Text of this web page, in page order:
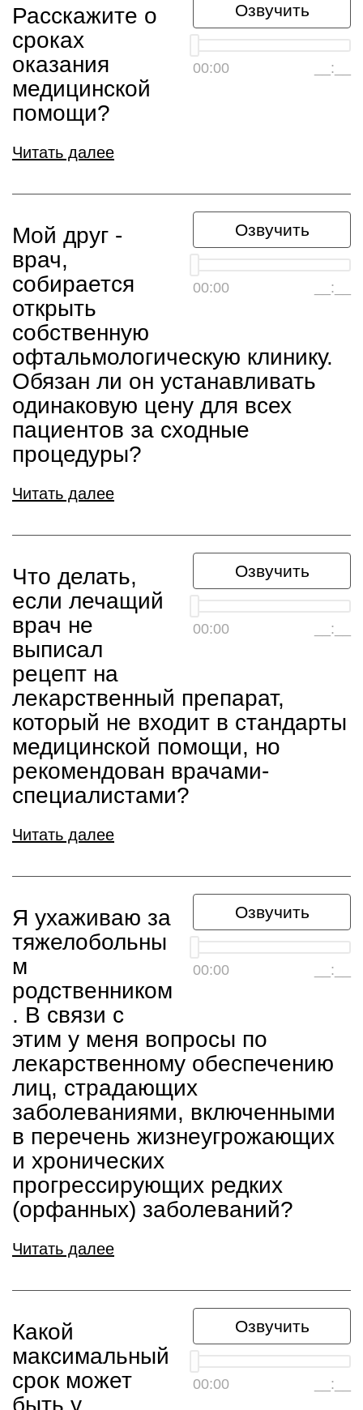
Озвучить
00:00 __:__
Расскажите о
сроках
оказания
медицинской
помощи?
Читать далее
Озвучить
00:00 __:__
Мой друг -
врач,
собирается
открыть
собственную
офтальмологическую клинику.
Обязан ли он устанавливать
одинаковую цену для всех
пациентов за сходные
процедуры?
Читать далее
Озвучить
00:00 __:__
Что делать,
если лечащий
врач не
выписал
рецепт на
лекарственный препарат,
который не входит в стандарты
медицинской помощи, но
рекомендован врачами-
специалистами?
Читать далее
Озвучить
00:00 __:__
Я ухаживаю за
тяжелобольны
м
родственником
. В связи с
этим у меня вопросы по
лекарственному обеспечению
лиц, страдающих
заболеваниями, включенными
в перечень жизнеугрожающих
и хронических
прогрессирующих редких
(орфанных) заболеваний?
Читать далее
Озвучить
00:00 __:__
Какой
максимальный
срок может
быть у